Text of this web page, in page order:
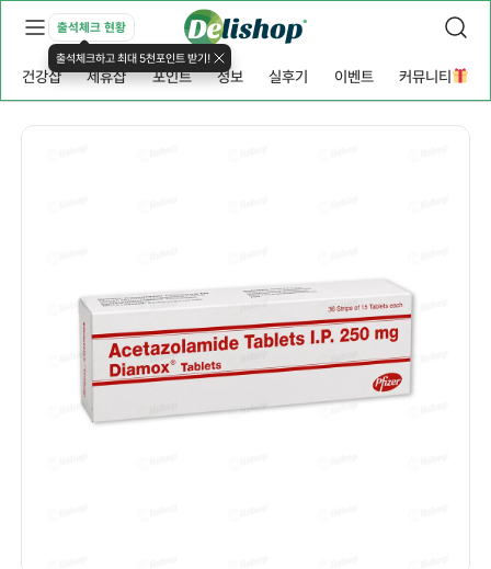
출석체크 현황
출석체크하고 최대 5천포인트 받기!
건강샵 제휴샵 포인트 정보 실후기 이벤트 커뮤니티